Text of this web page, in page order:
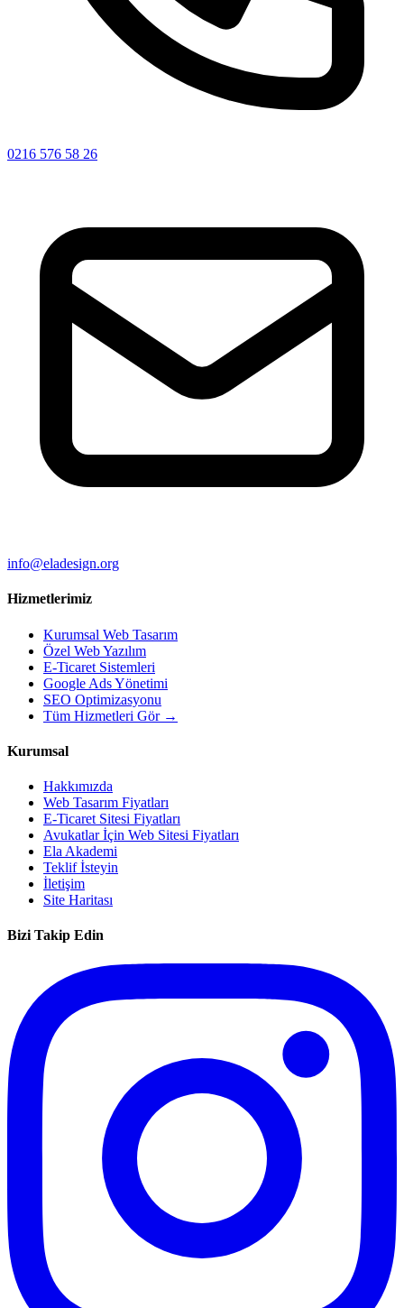
0216 576 58 26
info@eladesign.org
Hizmetlerimiz
Kurumsal Web Tasarım
Özel Web Yazılım
E-Ticaret Sistemleri
Google Ads Yönetimi
SEO Optimizasyonu
Tüm Hizmetleri Gör →
Kurumsal
Hakkımızda
Web Tasarım Fiyatları
E-Ticaret Sitesi Fiyatları
Avukatlar İçin Web Sitesi Fiyatları
Ela Akademi
Teklif İsteyin
İletişim
Site Haritası
Bizi Takip Edin